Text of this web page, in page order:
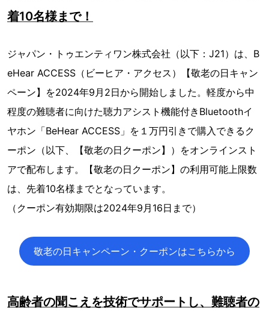
着10名様まで！
ジャパン・トゥエンティワン株式会社（以下：J21）は、B
eHear ACCESS（ビーヒア・アクセス）【敬老の日キャン
ペーン】を2024年9月2日から開始しました。軽度から中
程度の難聴者に向けた聴力アシスト機能付きBluetoothイ
ヤホン「BeHear ACCESS」を１万円引きで購入できるク
ーポン（以下、【敬老の日クーポン】）をオンラインスト
アで配布します。【敬老の日クーポン】の利用可能上限数
は、先着10名様までとなっています。
（クーポン有効期限は2024年9月16日まで）
敬老の日キャンペーン・クーポンはこちらから
高齢者の聞こえを技術でサポートし、難聴者の